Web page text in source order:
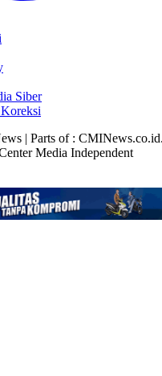
Siber
| Parts of :
Media Independent